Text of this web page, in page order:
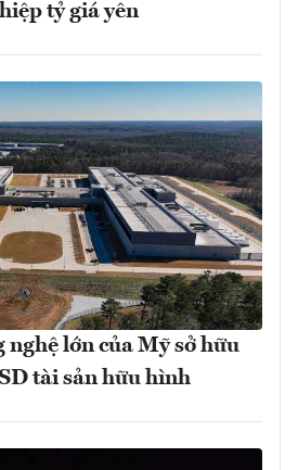
tỷ giá yên
nghệ lớn của Mỹ sở hữu
tài sản hữu hình